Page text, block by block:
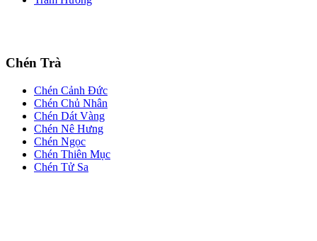
Chén Trà
Chén Cảnh Đức
Chén Chủ Nhân
Chén Dát Vàng
Chén Nê Hưng
Chén Ngọc
Chén Thiên Mục
Chén Tử Sa